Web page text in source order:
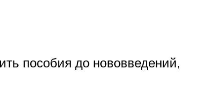
пособия до нововведений,